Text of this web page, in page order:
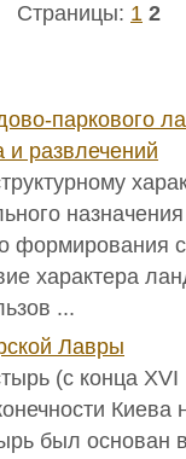
Страницы: 1 2
паркового
развлечений
формирования
характера
...
Лавры
(с конца
Киева
был основан